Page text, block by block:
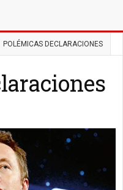
POLÉMICAS DECLARACIONES